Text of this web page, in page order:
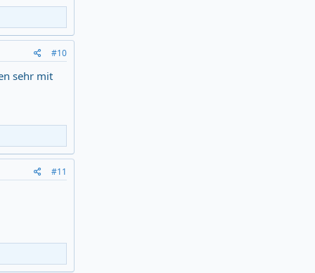
#10
sehr mit
#11